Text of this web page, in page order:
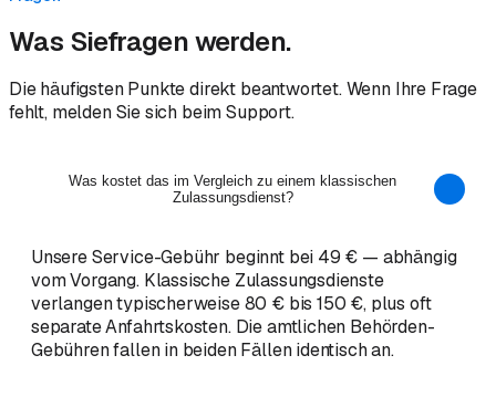
Was Siefragen werden.
Die häufigsten Punkte direkt beantwortet. Wenn Ihre Frage
fehlt, melden Sie sich beim Support.
Was kostet das im Vergleich zu einem klassischen
Zulassungsdienst?
Unsere Service-Gebühr beginnt bei 49 € — abhängig
vom Vorgang. Klassische Zulassungsdienste
verlangen typischerweise 80 € bis 150 €, plus oft
separate Anfahrtskosten. Die amtlichen Behörden-
Gebühren fallen in beiden Fällen identisch an.